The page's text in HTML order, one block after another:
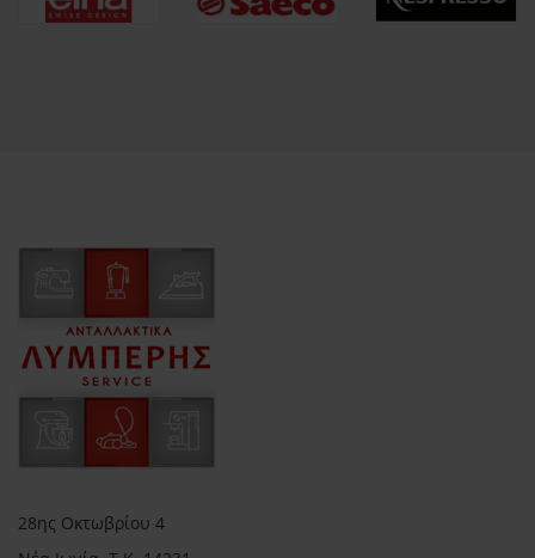
28ης Οκτωβρίου 4